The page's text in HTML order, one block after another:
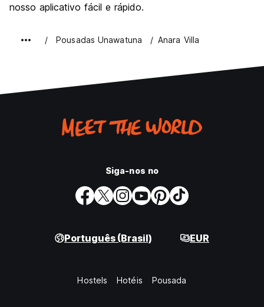
nosso aplicativo fácil e rápido.
Pousadas Unawatuna Anara Villa
Siga-nos no
Português (Brasil) EUR
Hostels Hotéis Pousada